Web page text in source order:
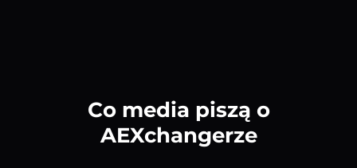
Co media piszą o
AEXchangerze